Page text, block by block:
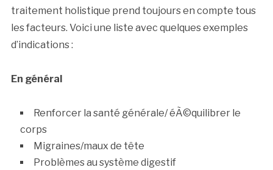
traitement holistique prend toujours en compte tous
les facteurs. Voici une liste avec quelques exemples
d’indications :
En général
Renforcer la santé générale/ éÃ©quilibrer le
corps
Migraines/maux de tête
Problèmes au système digestif